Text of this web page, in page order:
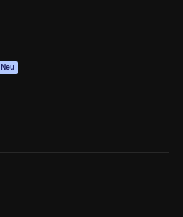
Neu